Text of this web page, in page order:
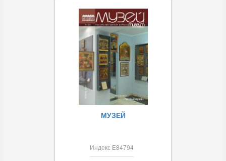
МУЗЕЙ
Индекс Е84794